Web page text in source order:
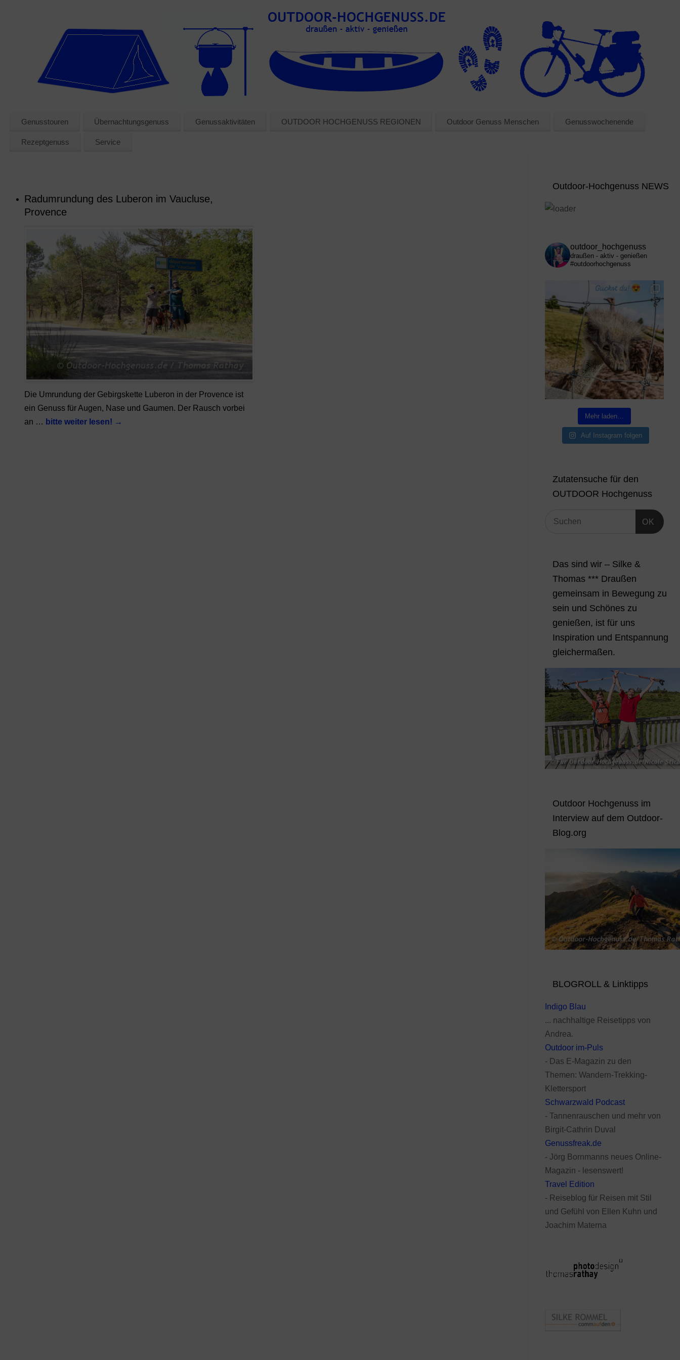
Genusstouren Übernachtungsgenuss Genussaktivitäten OUTDOOR HOCHGENUSS REGIONEN Outdoor Genuss Menschen Genusswochenende
Rezeptgenuss Service
Radumrundung des Luberon im Vaucluse,
Provence
Die Umrundung der Gebirgskette Luberon in der Provence ist
ein Genuss für Augen, Nase und Gaumen. Der Rausch vorbei
an … bitte weiter lesen! →
Outdoor-Hochgenuss NEWS
outdoor_hochgenuss
draußen - aktiv - genießen
#outdoorhochgenuss
Mehr laden…
Auf Instagram folgen
Zutatensuche für den
OUTDOOR Hochgenuss
OK
Das sind wir – Silke &
Thomas *** Draußen
gemeinsam in Bewegung zu
sein und Schönes zu
genießen, ist für uns
Inspiration und Entspannung
gleichermaßen.
Outdoor Hochgenuss im
Interview auf dem Outdoor-
Blog.org
BLOGROLL & Linktipps
Indigo Blau
... nachhaltige Reisetipps von
Andrea.
Outdoor im-Puls
- Das E-Magazin zu den
Themen: Wandern-Trekking-
Klettersport
Schwarzwald Podcast
- Tannenrauschen und mehr von
Birgit-Cathrin Duval
Genussfreak.de
- Jörg Bornmanns neues Online-
Magazin - lesenswert!
Travel Edition
- Reiseblog für Reisen mit Stil
und Gefühl von Ellen Kuhn und
Joachim Materna